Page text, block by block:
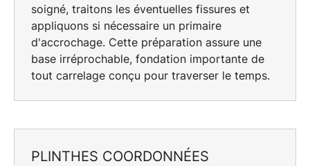
soigné, traitons les éventuelles fissures et
appliquons si nécessaire un primaire
d'accrochage. Cette préparation assure une
base irréprochable, fondation importante de
tout carrelage conçu pour traverser le temps.
PLINTHES COORDONNÉES